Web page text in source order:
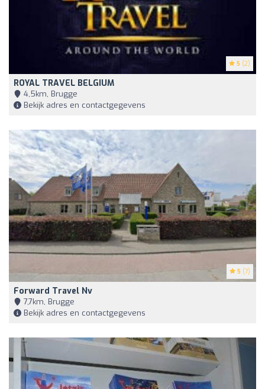
5 (2)
ROYAL TRAVEL BELGIUM
4,5km, Brugge
Bekijk adres en contactgegevens
5 (7)
Forward Travel Nv
7,7km, Brugge
Bekijk adres en contactgegevens